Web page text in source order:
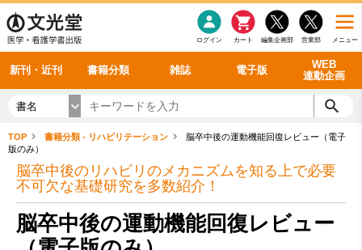
メニュー
営業部
編集企画部
カート
ログイン
新刊・近刊 書籍分類 雑誌 電子版
WEB
連動企画
感染症 老年医学
看護・介護
呼吸器
循環器
シリーズ一覧
雑誌投稿規定
理学療法
雑誌案内・年間購読 最新号 バックナンバー
電子書籍
電子雑誌
書籍「データに基づく臨床動作分析」WEB動画
書籍「眼手術学」WEB動画
書籍「神経症候学 II 改訂第二版」 WEB動画
新刊一覧
今後の発行予定
書名
TOP 書籍分類 - リハビリテーション
脳卒中後の運動機能回復レビュー（電子
版のみ）
脳卒中後のリハビリのメカニズムを知る上で必要
不可欠な基礎研究を多数紹介！
脳卒中後の運動機能回復レビュー